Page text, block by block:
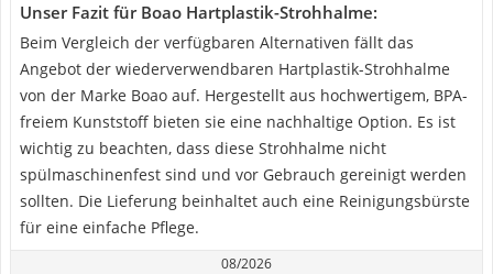
Unser Fazit für Boao Hartplastik-Strohhalme:
Beim Vergleich der verfügbaren Alternativen fällt das
Angebot der wiederverwendbaren Hartplastik-Strohhalme
von der Marke Boao auf. Hergestellt aus hochwertigem, BPA-
freiem Kunststoff bieten sie eine nachhaltige Option. Es ist
wichtig zu beachten, dass diese Strohhalme nicht
spülmaschinenfest sind und vor Gebrauch gereinigt werden
sollten. Die Lieferung beinhaltet auch eine Reinigungsbürste
für eine einfache Pflege.
08/2026